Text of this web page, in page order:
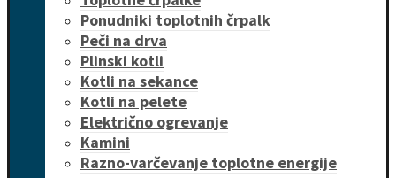
Ponudniki toplotnih črpalk
Peči na drva
Plinski kotli
Kotli na sekance
Kotli na pelete
Električno ogrevanje
Kamini
Razno-varčevanje toplotne energije